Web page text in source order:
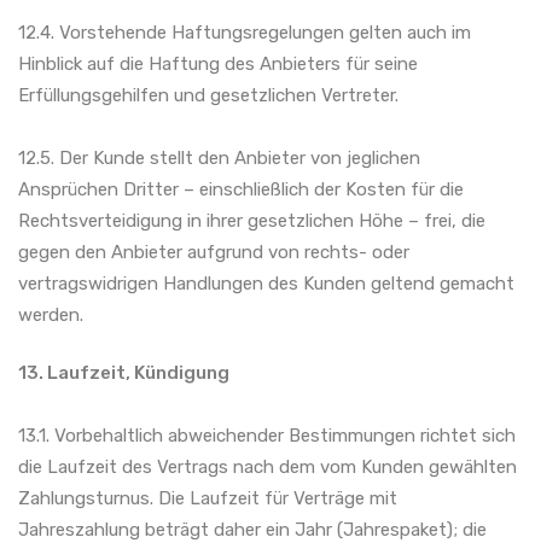
12.4. Vorstehende Haftungsregelungen gelten auch im
Hinblick auf die Haftung des Anbieters für seine
Erfüllungsgehilfen und gesetzlichen Vertreter.
12.5. Der Kunde stellt den Anbieter von jeglichen
Ansprüchen Dritter – einschließlich der Kosten für die
Rechtsverteidigung in ihrer gesetzlichen Höhe – frei, die
gegen den Anbieter aufgrund von rechts- oder
vertragswidrigen Handlungen des Kunden geltend gemacht
werden.
13. Laufzeit, Kündigung
13.1. Vorbehaltlich abweichender Bestimmungen richtet sich
die Laufzeit des Vertrags nach dem vom Kunden gewählten
Zahlungsturnus. Die Laufzeit für Verträge mit
Jahreszahlung beträgt daher ein Jahr (Jahrespaket); die